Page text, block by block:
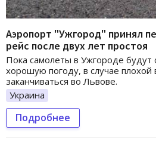
Аэропорт "Ужгород" принял
рейс после двух лет простоя
Пока самолеты в Ужгороде будут
хорошую погоду, в случае
заканчиваться во Львове.
Украина
Подробнее